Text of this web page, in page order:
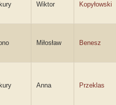
Wiktor Kopyłowski
Miłosław Benesz
Anna Przeklas